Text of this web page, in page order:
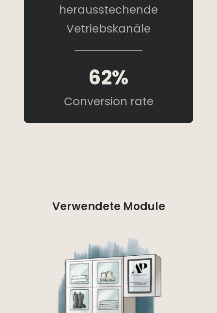
herausstechende
Vetriebskanäle
62%
Conversion rate
Verwendete Module